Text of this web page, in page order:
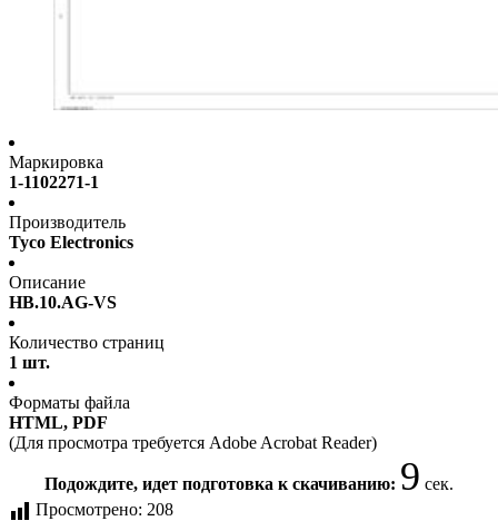
Маркировка
1-1102271-1
Производитель
Tyco Electronics
Описание
HB.10.AG-VS
Количество страниц
1 шт.
Форматы файла
HTML, PDF
(Для просмотра требуется Adobe Acrobat Reader)
Подождите, идет подготовка к скачиванию: 9 сек.
Просмотрено: 208